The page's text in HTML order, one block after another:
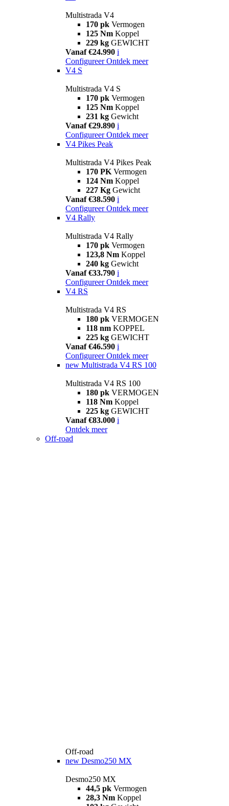
Multistrada V4
170 pk Vermogen
125 Nm Koppel
229 kg GEWICHT
Vanaf €24.990 i
Configureer Ontdek meer
V4 S
Multistrada V4 S
170 pk Vermogen
125 Nm Koppel
231 kg Gewicht
Vanaf €29.890 i
Configureer Ontdek meer
V4 Pikes Peak
Multistrada V4 Pikes Peak
170 PK Vermogen
124 Nm Koppel
227 Kg Gewicht
Vanaf €38.590 i
Configureer Ontdek meer
V4 Rally
Multistrada V4 Rally
170 pk Vermogen
123,8 Nm Koppel
240 kg Gewicht
Vanaf €33.790 i
Configureer Ontdek meer
V4 RS
Multistrada V4 RS
180 pk VERMOGEN
118 nm KOPPEL
225 kg GEWICHT
Vanaf €46.590 i
Configureer Ontdek meer
new Multistrada V4 RS 100
Multistrada V4 RS 100
180 pk VERMOGEN
118 Nm Koppel
225 kg GEWICHT
Vanaf €83.000 i
Ontdek meer
Off-road
Off-road
new Desmo250 MX
Desmo250 MX
44,5 pk Vermogen
28,3 Nm Koppel